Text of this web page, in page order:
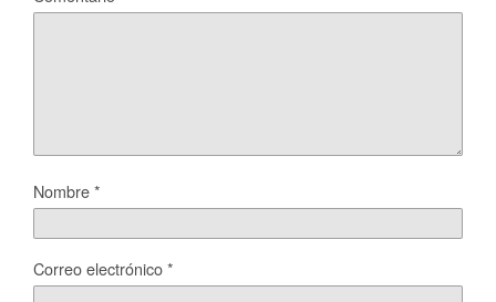
Nombre*
Correo electrónico*